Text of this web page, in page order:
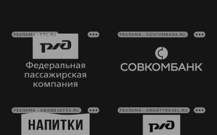
РЕКЛАМА • FPC.RU РЕКЛАМА • SOVCOMBANK.RU
РЕКЛАМА • ABINBEVEFES.RU РЕКЛАМА • SMARTTRAVEL.RU